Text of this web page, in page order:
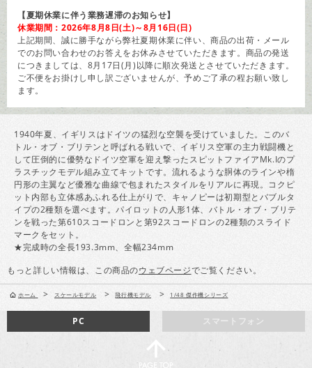
【夏期休業に伴う業務遅滞のお知らせ】
休業期間：2026年8月8日(土)～8月16日(日)
上記期間、誠に勝手ながら弊社夏期休業に伴い、商品の出荷・メール
でのお問い合わせのお答えをお休みさせていただきます。商品の発送
につきましては、8月17日(月)以降に順次発送とさせていただきます。
ご不便をお掛けし申し訳ございませんが、予めご了承の程お願い致し
ます。
1940年夏、イギリスはドイツの猛烈な空襲を受けていました。このバ
トル・オブ・ブリテンと呼ばれる戦いで、イギリス空軍の主力戦闘機と
して圧倒的に優勢なドイツ空軍を迎え撃ったスピットファイアMk.Iのプ
ラスチックモデル組み立てキットです。流れるような胴体のラインや楕
円形の主翼など優雅な曲線で包まれたスタイルをリアルに再現。コクピ
ット内部も立体感あふれる仕上がりで、キャノピーは初期型とバブルタ
イプの2種類を選べます。パイロットの人形1体、バトル・オブ・ブリテ
ンを戦った第610スコードロンと第92スコードロンの2種類のスライド
マークをセット。
★完成時の全長193.3mm、全幅234mm
もっと詳しい情報は、この商品のウェブページでご覧ください。
ホーム > スケールモデル > 飛行機モデル > 1/48 傑作機シリーズ
スマートフォン
PC